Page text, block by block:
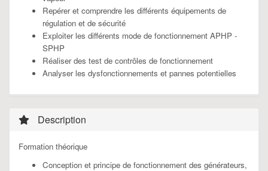
Repérer et comprendre les différents équipements de
régulation et de sécurité
Exploiter les différents mode de fonctionnement APHP -
SPHP
Réaliser des test de contrôles de fonctionnement
Analyser les dysfonctionnements et pannes potentielles
Description
Formation théorique
Conception et principe de fonctionnement des générateurs,